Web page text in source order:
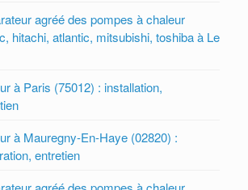
agréé des pompes à chaleur
hitachi, atlantic, mitsubishi, toshiba à Le
à Paris (75012) : installation,
à Mauregny-En-Haye (02820) :
entretien